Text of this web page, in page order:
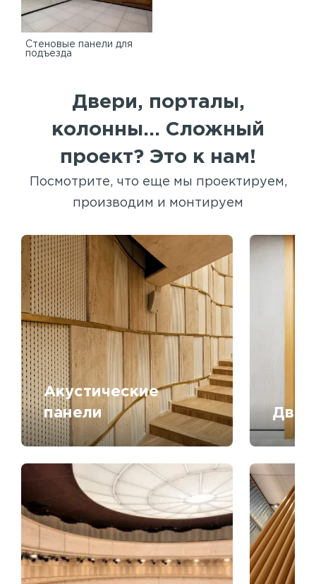
Стеновые панели для
подъезда
Двери, порталы,
колонны... Сложный
проект? Это к нам!
Посмотрите, что еще мы проектируем,
производим и монтируем
Акустические
панели